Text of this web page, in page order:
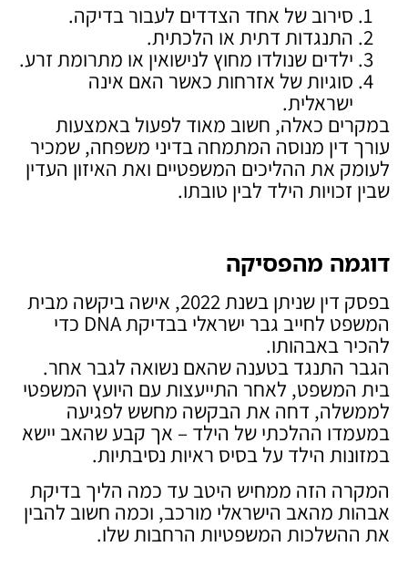
סירוב של אחד הצדדים לעבור בדיקה.
התנגדות דתית או הלכתית.
ילדים שנולדו מחוץ לנישואין או מתרומת זרע.
סוגיות של אזרחות כאשר האם אינה
ישראלית.
במקרים כאלה, חשוב מאוד לפעול באמצעות
עורך דין מנוסה המתמחה בדיני משפחה, שמכיר
לעומק את ההליכים המשפטיים ואת האיזון העדין
שבין זכויות הילד לבין טובתו.
דוגמה מהפסיקה
בפסק דין שניתן בשנת 2022, אישה ביקשה מבית
המשפט לחייב גבר ישראלי בבדיקת DNA כדי
להכיר באבהותו.
הגבר התנגד בטענה שהאם נשואה לגבר אחר.
בית המשפט, לאחר התייעצות עם היועץ המשפטי
לממשלה, דחה את הבקשה מחשש לפגיעה
במעמדו ההלכתי של הילד – אך קבע שהאב יישא
במזונות הילד על בסיס ראיות נסיבתיות.
המקרה הזה ממחיש היטב עד כמה הליך בדיקת
אבהות מהאב הישראלי מורכב, וכמה חשוב להבין
את ההשלכות המשפטיות הרחבות שלו.